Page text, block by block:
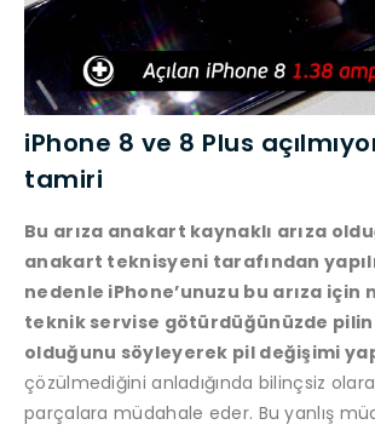
iPhone 8 ve 8 Plus
tamiri
Bu arıza anakart kaynaklı arıza
anakart teknisyeni tarafından
nedenle iPhone’unuzu bu arıza için
teknik servise götürdüğünüzde
olduğunu söyleyerek pil değişimi
çözülmediğini anladığında bilinçsiz
parçalara müdahale eder. Bu yanlış